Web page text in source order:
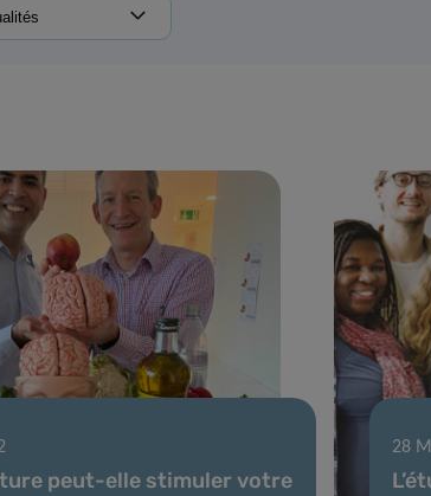
peut-elle stimuler votre
28